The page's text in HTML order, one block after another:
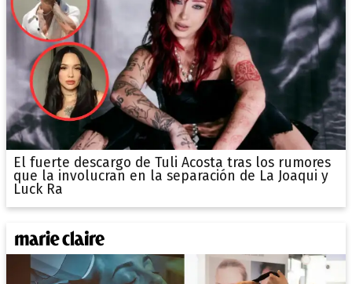
El fuerte descargo de Tuli Acosta tras los rumores
que la involucran en la separación de La Joaqui y
Luck Ra